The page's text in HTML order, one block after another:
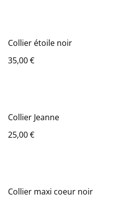
Collier étoile noir
35,00 €
Collier Jeanne
25,00 €
Collier maxi coeur noir